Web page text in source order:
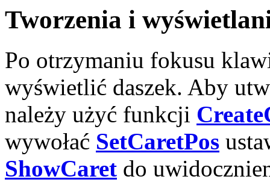
Tworzenia i
Po otrzymaniu fokusu
wyświetlić daszek. Aby
należy użyć funkcji
wywołać SetCaretPos
ShowCaret do